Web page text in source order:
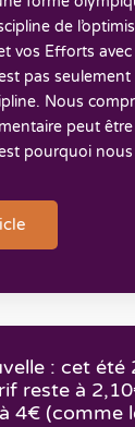
de
vos Efforts avec
pas
Nous
peut
pourquoi
: cet été
reste à
4€ (comme